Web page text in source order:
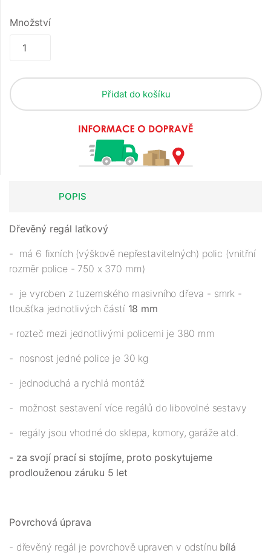
Množství
Přidat do košíku
POPIS
Dřevěný regál laťkový
- má 6 fixních (výškově nepřestavitelných) polic (vnitřní
rozměr police - 750 x 370 mm)
- je vyroben z tuzemského masivního dřeva - smrk -
tloušťka jednotlivých částí 18 mm
- rozteč mezi jednotlivými policemi je 380 mm
- nosnost jedné police je 30 kg
- jednoduchá a rychlá montáž
- možnost sestavení více regálů do libovolné sestavy
- regály jsou vhodné do sklepa, komory, garáže atd.
- za svojí prací si stojíme, proto poskytujeme
prodlouženou záruku 5 let
Povrchová úprava
- dřevěný regál je povrchově upraven v odstínu bílá